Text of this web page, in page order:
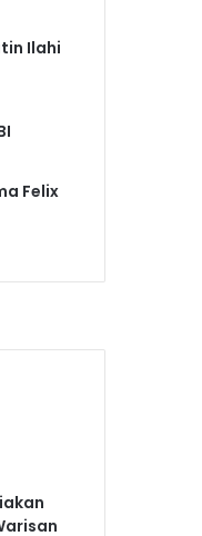
Ilahi
Felix